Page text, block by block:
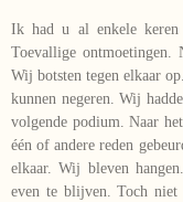
Ik had u al enkele keren
Toevallige
Wij botsten tegen elkaar
kunnen negeren. Wij
volgende podium. Naar
één of andere reden
elkaar. Wij bleven
even te blijven. Toch niet